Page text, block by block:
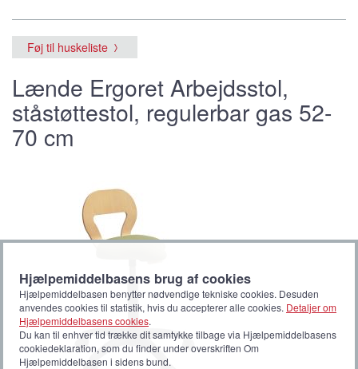
Føj til huskeliste
Lænde Ergoret Arbejdsstol,
ståstøttestol, regulerbar gas 52-
70 cm
Hjælpemiddelbasens brug af cookies
Hjælpemiddelbasen benytter nødvendige tekniske cookies. Desuden
anvendes cookies til statistik, hvis du accepterer alle cookies. Detaljer om
Hjælpemiddelbasens cookies.
Du kan til enhver tid trække dit samtykke tilbage via Hjælpemiddelbasens
cookiedeklaration, som du finder under overskriften Om
Hjælpemiddelbasen i sidens bund.